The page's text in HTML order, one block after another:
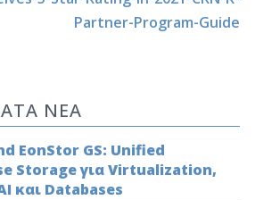
Partner-Program-Guide
ΝΕΑ
EonStor GS: Unified
Storage για Virtualization,
και Databases